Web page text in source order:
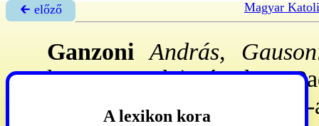
🡰 előző Magyar
Ganzoni András,
közt.-1290 k.): érsek. -
érs., 1271: az érsség adm-
A lexikon kora